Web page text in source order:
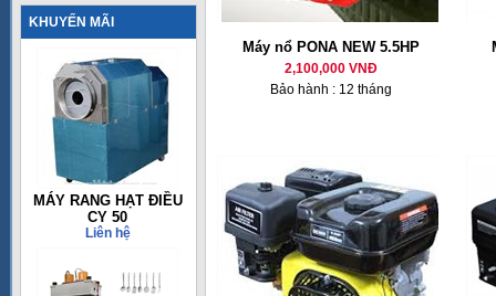
KHUYẾN MÃI
MÁY RANG HẠT ĐIỀU
CY 50
Liên hệ
Máy nổ PONA NEW 5.5HP
2,100,000 VNĐ
Bảo hành : 12 tháng